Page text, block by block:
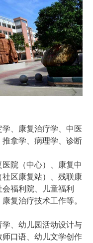
、康复治疗学、中医
拿学、病理学、诊断
院（中心）、康复中
区康复站）、残联康
福利院、儿童福利
复治疗技术工作等。
、幼儿园活动设计与
口语、幼儿文学创作